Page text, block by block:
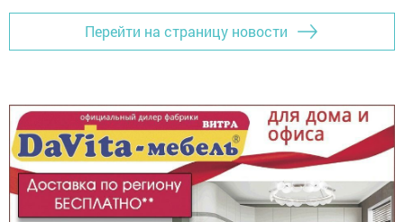
Перейти на страницу новости